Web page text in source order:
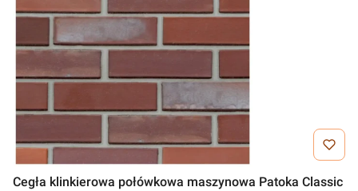
Cegła klinkierowa połówkowa maszynowa Patoka Classic